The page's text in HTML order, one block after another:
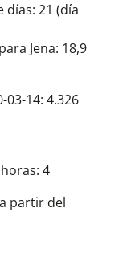
días: 21 (día
Jena: 18,9
14: 4.326
4
partir del